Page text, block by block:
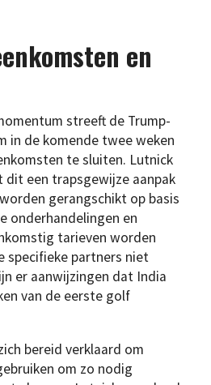
en
streeft de Trump-
in de komende twee weken
te sluiten. Lutnick
een trapsgewijze aanpak
gerangschikt op basis
onderhandelingen en
tarieven worden
specifieke partners niet
er aanwijzingen dat India
van de eerste golf
bereid verklaard om
om zo nodig